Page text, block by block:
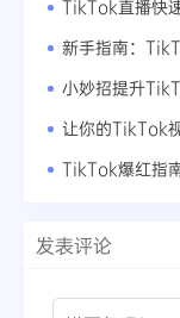
新手指南：
小妙招提升
让你的TikTok
TikTok爆红指
发表评论